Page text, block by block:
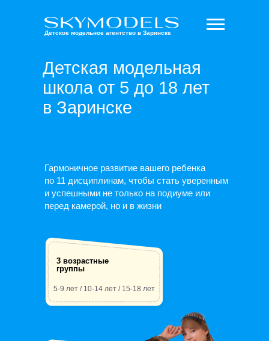
Детское модельное агентство в Заринске
Детская модельная
школа от 5 до 18 лет
в Заринске
Гармоничное развитие вашего ребенка
по 11 дисциплинам, чтобы стать уверенным
и успешными не только на подиуме или
перед камерой, но и в жизни
3 возрастные
группы
5-9 лет / 10-14 лет / 15-18 лет